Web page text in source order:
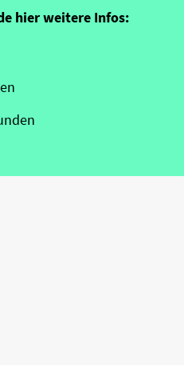
hier weitere Infos: